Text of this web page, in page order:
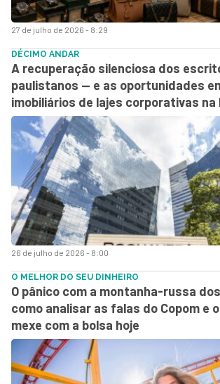
27 de julho de 2026 - 8:29
26 de julho de 2026 - 8:00
DÉCIMO ANDAR
A recuperação silenciosa dos
paulistanos — e as oportunidades
imobiliários de lajes corporativas na
O MELHOR DO SEU DINHEIRO
O pânico com a montanha-russa
como analisar as falas do Copom e
mexe com a bolsa hoje